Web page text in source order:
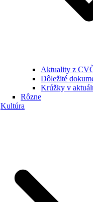
Aktuality z
Dôležité
Krúžky v
Rôzne
Kultúra